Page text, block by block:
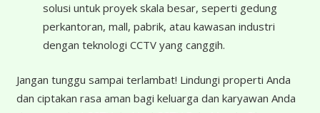
solusi untuk proyek skala besar, seperti gedung
perkantoran, mall, pabrik, atau kawasan industri
dengan teknologi CCTV yang canggih.
Jangan tunggu sampai terlambat! Lindungi properti Anda
dan ciptakan rasa aman bagi keluarga dan karyawan Anda